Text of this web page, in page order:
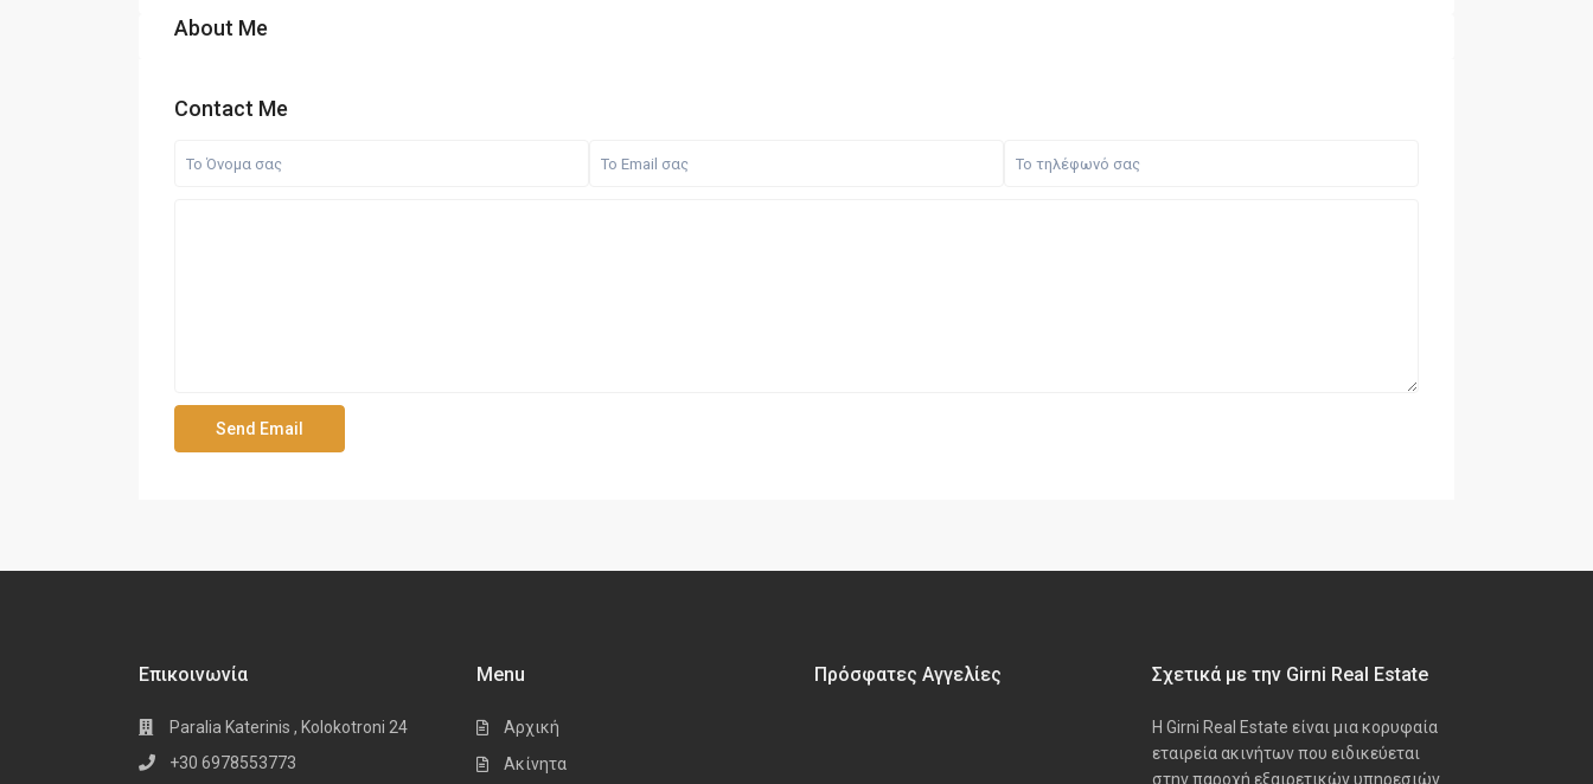
About Me
Contact Me
Επικοινωνία
Paralia Katerinis , Kolokotroni 24
+30 6978553773
Menu
Αρχική
Ακίνητα
Πρόσφατες Αγγελίες Σχετικά με την Girni Real Estate
Η Girni Real Estate είναι μια κορυφαία
εταιρεία ακινήτων που ειδικεύεται
στην παροχή εξαιρετικών υπηρεσιών